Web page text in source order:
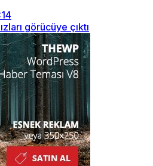
görücüye çıktı